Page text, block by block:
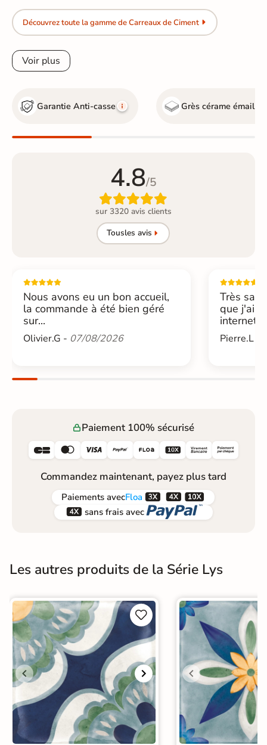
Découvrez toute la gamme de Carreaux de Ciment
Voir plus
Garantie Anti-casse Grès cérame émaillé
4.8/5

sur 3320 avis clients
Tousles avis
Nous avons eu un bon accueil,
la commande à été bien géré
sur...
Olivier.G - 07/08/2026
Très
que j'ai
internet....
Pierre.L -
Paiement 100% sécurisé
     
Commandez maintenant, payez plus tard
Paiements avecFloa  
 sans frais avec 
Les autres produits de la Série Lys

